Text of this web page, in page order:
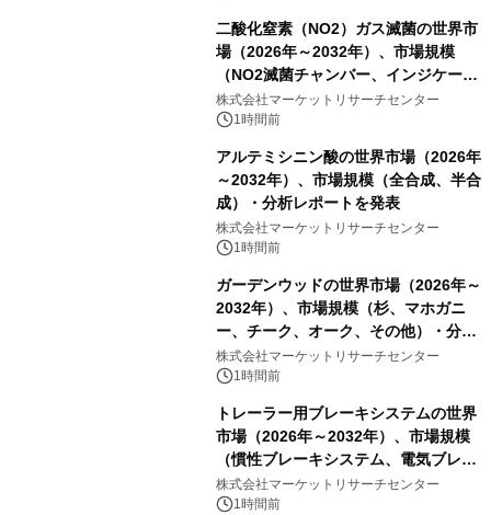
二酸化窒素（NO2）ガス滅菌の世界市
場（2026年～2032年）、市場規模
（NO2滅菌チャンバー、インジケータ
ーおよびモニタリングシステム、その
他）・分析レポートを発表
株式会社マーケットリサーチセンター
1時間前
アルテミシニン酸の世界市場（2026年
～2032年）、市場規模（全合成、半合
成）・分析レポートを発表
株式会社マーケットリサーチセンター
1時間前
ガーデンウッドの世界市場（2026年～
2032年）、市場規模（杉、マホガニ
ー、チーク、オーク、その他）・分析
レポートを発表
株式会社マーケットリサーチセンター
1時間前
トレーラー用ブレーキシステムの世界
市場（2026年～2032年）、市場規模
（慣性ブレーキシステム、電気ブレー
キシステム、その他）・分析レポート
を発表
株式会社マーケットリサーチセンター
1時間前